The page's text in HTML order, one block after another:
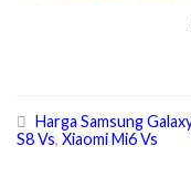
Harga Samsung
S8 Vs, Xiaomi Mi6 Vs